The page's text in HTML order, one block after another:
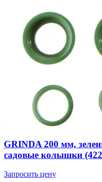
GRINDA 200 мм,
садовые колышки
Запросить цену